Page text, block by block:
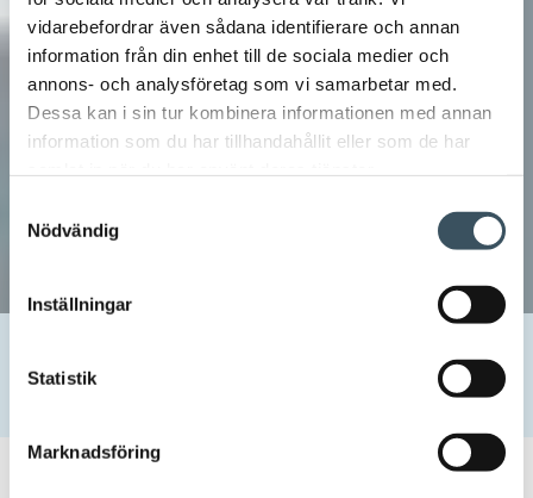
vidarebefordrar även sådana identifierare och annan
information från din enhet till de sociala medier och
annons- och analysföretag som vi samarbetar med.
Dessa kan i sin tur kombinera informationen med annan
information som du har tillhandahållit eller som de har
Nödvändig
Inställningar
Statistik
Marknadsföring
Handeln bygger upp nya gemenskaper – unga i centrum för